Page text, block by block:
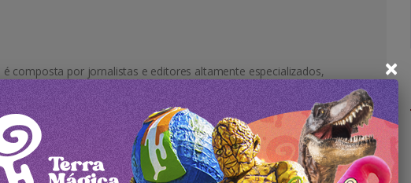
composta por jornalistas e editores altamente especializados,
focado no turismo em âmbito regional e nacional. Nossa equipe
e paixão pelo setor, permitindo-nos oferecer informações
leitores. Estamos comprometidos em proporcionar uma perspectiva
e experiências, com o objetivo de inspirar e guiar viajantes em suas
×